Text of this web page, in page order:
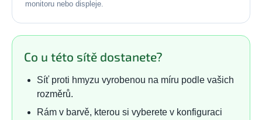
monitoru nebo displeje.
Co u této sítě dostanete?
Síť proti hmyzu vyrobenou na míru podle vašich
rozměrů.
Rám v barvě, kterou si vyberete v konfiguraci